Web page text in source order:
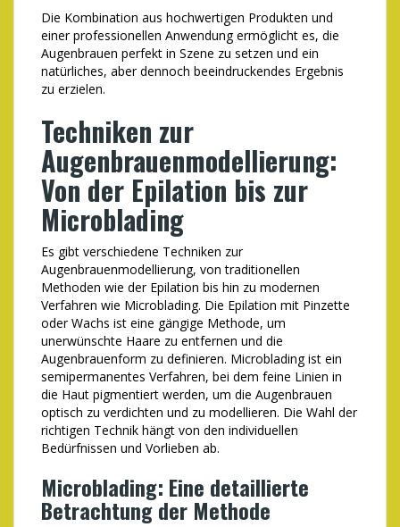
Die Kombination aus hochwertigen Produkten und
einer professionellen Anwendung ermöglicht es, die
Augenbrauen perfekt in Szene zu setzen und ein
natürliches, aber dennoch beeindruckendes Ergebnis
zu erzielen.
Techniken zur
Augenbrauenmodellierung:
Von der Epilation bis zur
Microblading
Es gibt verschiedene Techniken zur
Augenbrauenmodellierung, von traditionellen
Methoden wie der Epilation bis hin zu modernen
Verfahren wie Microblading. Die Epilation mit Pinzette
oder Wachs ist eine gängige Methode, um
unerwünschte Haare zu entfernen und die
Augenbrauenform zu definieren. Microblading ist ein
semipermanentes Verfahren, bei dem feine Linien in
die Haut pigmentiert werden, um die Augenbrauen
optisch zu verdichten und zu modellieren. Die Wahl der
richtigen Technik hängt von den individuellen
Bedürfnissen und Vorlieben ab.
Microblading: Eine detaillierte
Betrachtung der Methode